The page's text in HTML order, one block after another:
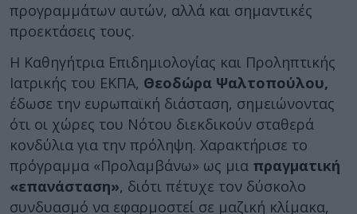
προγραμμάτων αυτών, αλλά και σημαντικές
προεκτάσεις τους.
Η Καθηγήτρια Επιδημιολογίας και Προληπτικής
Ιατρικής του ΕΚΠΑ, Θεοδώρα Ψαλτοπούλου,
έδωσε την ευρωπαϊκή διάσταση, σημειώνοντας
ότι οι χώρες του Νότου διεκδικούν σταθερά
κονδύλια για την πρόληψη. Χαρακτήρισε το
πρόγραμμα «Προλαμβάνω» ως μια πραγματική
«επανάσταση», διότι πέτυχε τον δύσκολο
συνδυασμό να εφαρμοστεί σε μαζική κλίμακα,